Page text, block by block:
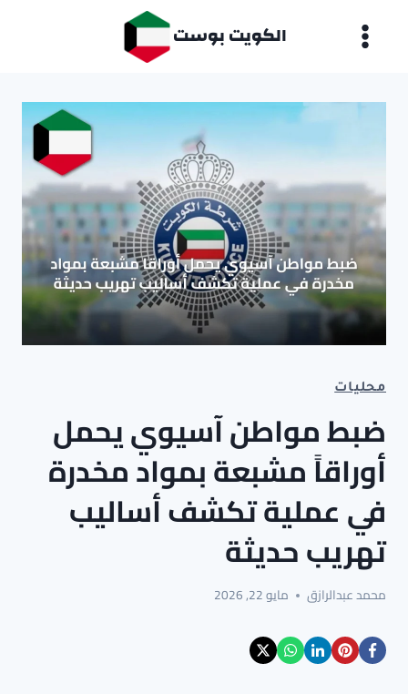
الكويت بوست
محليات
ضبط مواطن آسيوي يحمل
أوراقاً مشبعة بمواد مخدرة
في عملية تكشف أساليب
تهريب حديثة
محمد عبدالرازق مايو 22, 2026